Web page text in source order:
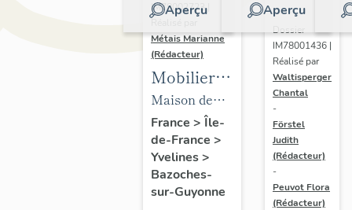
Aperçu
IM78002723 |
Métais Marianne
(Rédacteur)
Mobilier
de la
maison
Louis
Carré
Maison de
villégiature
dite maison
Louis Carré
France > Île-
de-France >
Yvelines>
Bazoches-
sur-Guyonne
Aperçu
Dossier
IM78001436 |
Réalisé par
Waltisperger
Chantal
-
Förstel
Judith
(Rédacteur)
-
Peuvot Flora
(Rédacteur)